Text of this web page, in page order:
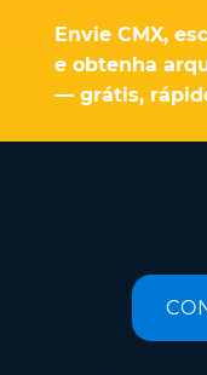
Envie CMX,
e obtenha
— grátis,